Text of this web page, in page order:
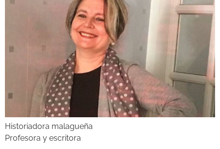
Historiadora malagueña
Profesora y escritora